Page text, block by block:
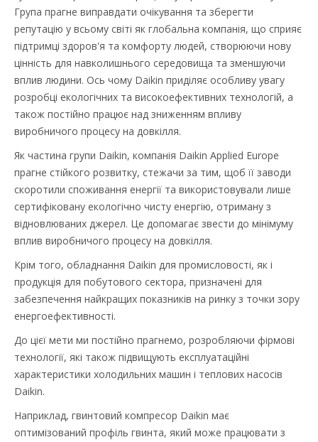
Група прагне виправдати очікування та зберегти
репутацію у всьому світі як глобальна компанія, що сприяє
підтримці здоров'я та комфорту людей, створюючи нову
цінність для навколишнього середовища та зменшуючи
вплив людини. Ось чому Daikin приділяє особливу увагу
розробці екологічних та високоефективних технологій, а
також постійно працює над зниженням впливу
виробничого процесу на довкілля.
Як частина групи Daikin, компанія Daikin Applied Europe
прагне стійкого розвитку, стежачи за тим, щоб її заводи
скоротили споживання енергії та використовували лише
сертифіковану екологічно чисту енергію, отриману з
відновлюваних джерел. Це допомагає звести до мінімуму
вплив виробничого процесу на довкілля.
Крім того, обладнання Daikin для промисловості, як і
продукція для побутового сектора, призначені для
забезпечення найкращих показників на ринку з точки зору
енергоефективності.
До цієї мети ми постійно прагнемо, розробляючи фірмові
технології, які також підвищують експлуатаційні
характеристики холодильних машин і теплових насосів
Daikin.
Наприклад, гвинтовий компресор Daikin має
оптимізований профіль гвинта, який може працювати з